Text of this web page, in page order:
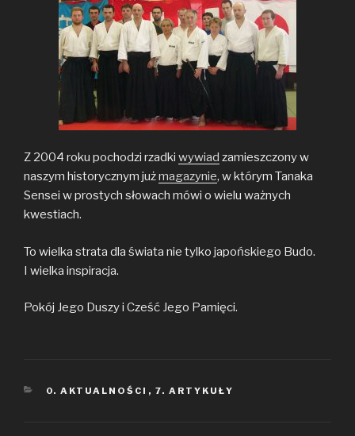
Z 2004 roku pochodzi rzadki wywiad zamieszczony w
naszym historycznym jużmagazynie, w którym Tanaka
Sensei w prostych słowach mówi o wielu ważnych
kwestiach.
To wielka strata dla świata nie tylko japońskiego Budo.
I wielka inspiracja.
Pokój Jego Duszy i Cześć Jego Pamięci.
CATEGORIES
0. AKTUALNOŚCI , 7. ARTYKUŁY